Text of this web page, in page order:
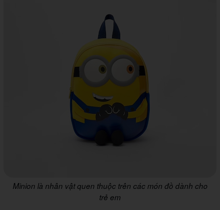
Minion là nhân vật quen thuộc trên các món đồ dành cho
trẻ em